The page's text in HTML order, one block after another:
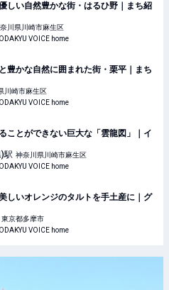
しい自然豊かな街・はるひ野｜まち紹
川県川崎市麻生区
VOICE home
豊かな自然に囲まれた街・栗平｜まち
川崎市麻生区
VOICE home
ことができない巨大な「雲龍図」｜イ
)駅 神奈川県川崎市麻生区
VOICE home
しいオレンジのタルトを手土産に｜グ
東京都多摩市
VOICE home